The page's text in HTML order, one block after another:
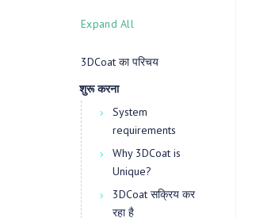
Expand All
3DCoat का परिचय
शुरू करना
System
requirements
Why 3DCoat is
Unique?
3DCoat सक्रिय कर
रहा है